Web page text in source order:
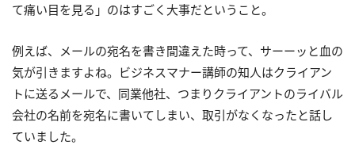
て痛い目を見る」のはすごく大事だということ。
例えば、メールの宛名を書き間違えた時って、サーーッと血の
気が引きますよね。ビジネスマナー講師の知人はクライアン
トに送るメールで、同業他社、つまりクライアントのライバル
会社の名前を宛名に書いてしまい、取引がなくなったと話し
ていました。